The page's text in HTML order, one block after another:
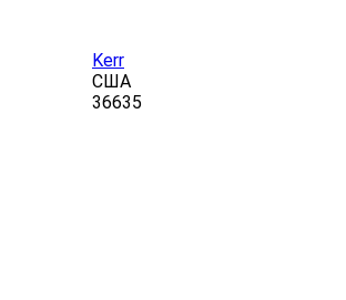
Kerr
США
36635